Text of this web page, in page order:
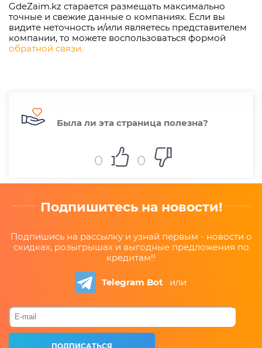
GdeZaim.kz старается размещать максимально
точные и свежие данные о компаниях. Если вы
видите неточность и/или являетесь представителем
компании, то можете воспользоваться формой
обратной связи.
Была ли эта страница полезна?
0 0
Подпишитесь на новости!
Подпишись на рассылку и узнай первым - новости о
скидках, розыгрышах и выгодные предложения по
кредитам!!
Telegram Bot или